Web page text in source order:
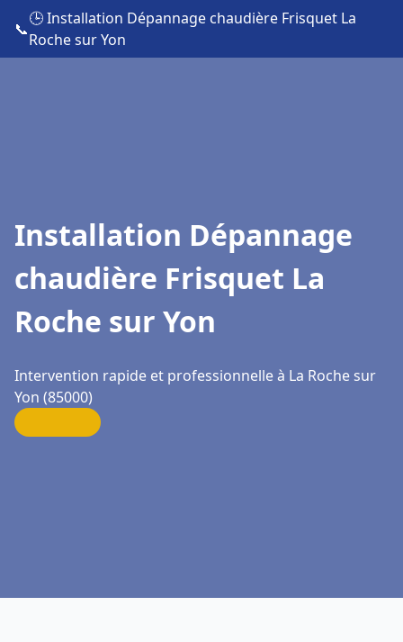
📞
🕒 Installation Dépannage chaudière Frisquet La
Roche sur Yon
Installation Dépannage
chaudière Frisquet La
Roche sur Yon
Intervention rapide et professionnelle à La Roche sur
Yon (85000)